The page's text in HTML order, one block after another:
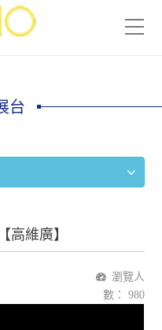
台
高維廣】
瀏覽人
數： 980